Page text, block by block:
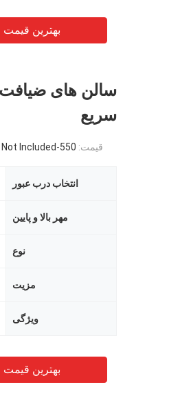
بهترین قیمت
سالن های
سریع
قیمت: 550-3500RMB/PC (FOB) Tax Not Included
انتخاب درب عبور
مهر بالا و پایین
نوع
مزیت
ویژگی
بهترین قیمت